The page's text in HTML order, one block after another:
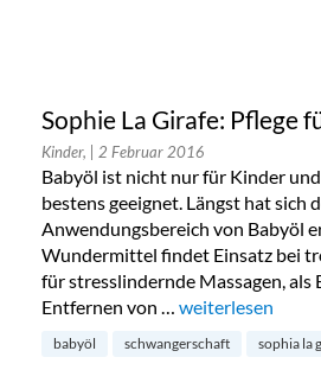
Sophie La Girafe: Pflege
Kinder, | 2 Februar 2016
Babyöl ist nicht nur für Kinder
bestens geeignet. Längst hat sich
Anwendungsbereich von Babyöl
Wundermittel findet Einsatz bei
für stresslindernde Massagen, als
Entfernen von … „Sophie La
weiterlesen
babyöl schwangerschaft sophia la